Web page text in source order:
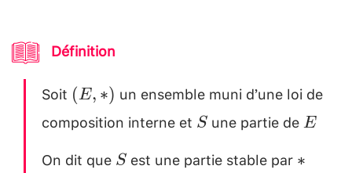
Définition
Soit (E
*)
(E, ∗) un ensemble muni d’une loi de
composition interne et S
S une partie deE \\
E
On dit que S
S est une partie stable par *
∗